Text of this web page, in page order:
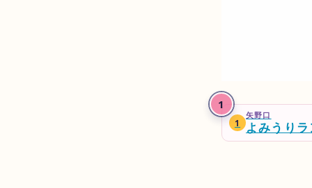
1矢
野
口
よ
み
う
り
1
矢野口
よみうり